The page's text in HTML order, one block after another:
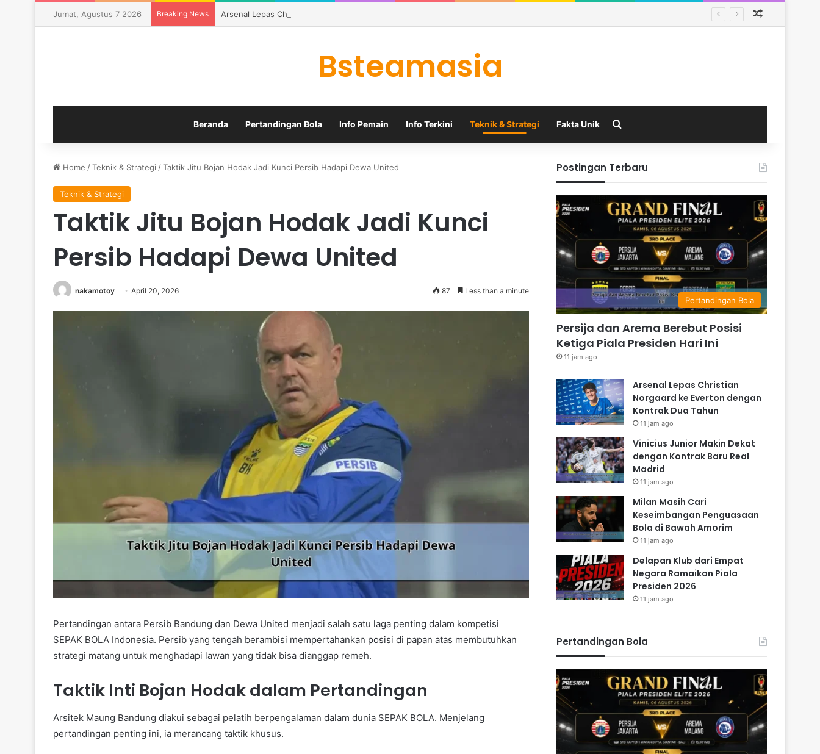
Jumat, Agustus 7 2026 Breaking News Arsenal Lepas Christian Norgaard ke Everton dengan Kontrak Dua Tahun
Bsteamasia
Beranda Pertandingan Bola Info Pemain Info Terkini Teknik & Strategi Fakta Unik
Home /Teknik & Strategi /Taktik Jitu Bojan Hodak Jadi Kunci Persib Hadapi Dewa United
Teknik & Strategi
Taktik Jitu Bojan Hodak Jadi Kunci
Persib Hadapi Dewa United
nakamotoy April 20, 2026 87 Less than a minute
Pertandingan antara Persib Bandung dan Dewa United menjadi salah satu laga penting dalam kompetisi
SEPAK BOLA Indonesia. Persib yang tengah berambisi mempertahankan posisi di papan atas membutuhkan
strategi matang untuk menghadapi lawan yang tidak bisa dianggap remeh.
Taktik Inti Bojan Hodak dalam Pertandingan
Arsitek Maung Bandung diakui sebagai pelatih berpengalaman dalam dunia SEPAK BOLA. Menjelang
pertandingan penting ini, ia merancang taktik khusus.
Postingan Terbaru
Pertandingan Bola
Persija dan Arema Berebut Posisi
Ketiga Piala Presiden Hari Ini
11 jam ago
Arsenal Lepas Christian
Norgaard ke Everton dengan
Kontrak Dua Tahun
11 jam ago
Vinicius Junior Makin Dekat
dengan Kontrak Baru Real
Madrid
11 jam ago
Milan Masih Cari
Keseimbangan Penguasaan
Bola di Bawah Amorim
11 jam ago
Delapan Klub dari Empat
Negara Ramaikan Piala
Presiden 2026
11 jam ago
Pertandingan Bola